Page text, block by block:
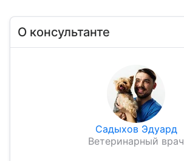
О консультанте
Садыхов Эдуард
Ветеринарный врач